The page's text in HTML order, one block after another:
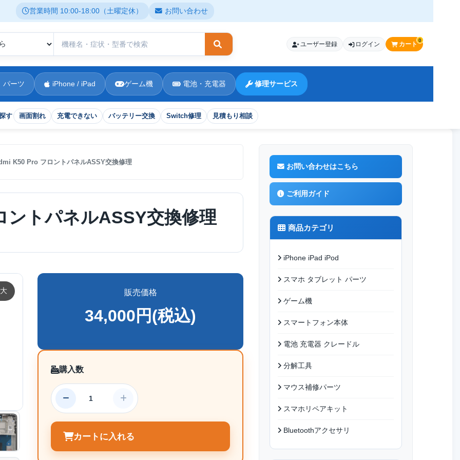
営業時間 10:00-18:00（土曜定休） お問い合わせ
検索
す 画面割れ 充電できない バッテリー交換 Switch修理 見積もり相談
ユーザー登録 ログイン カート
0
パーツ iPhone / iPad ゲーム機 電池・充電器 修理サービス
K50 Pro フロントパネルASSY交換修理
トパネルASSY交換修理
販売価格
34,000円(税込)
購入数
カートに入れる
お問い合わせはこちら
ご利用ガイド
商品カテゴリ
iPhone iPad iPod
スマホ タブレット パーツ
ゲーム機
スマートフォン本体
電池 充電器 クレードル
分解工具
マウス補修パーツ
スマホリペアキット
Bluetoothアクセサリ